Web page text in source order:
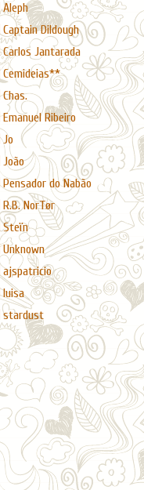
Aleph
Captain Dildough
Carlos Jantarada
Cemideias**
Chas.
Emanuel Ribeiro
Jo
João
Pensador do Nabão
R.B. NorTør
Steïn
Unknown
ajspatricio
luisa
stardust